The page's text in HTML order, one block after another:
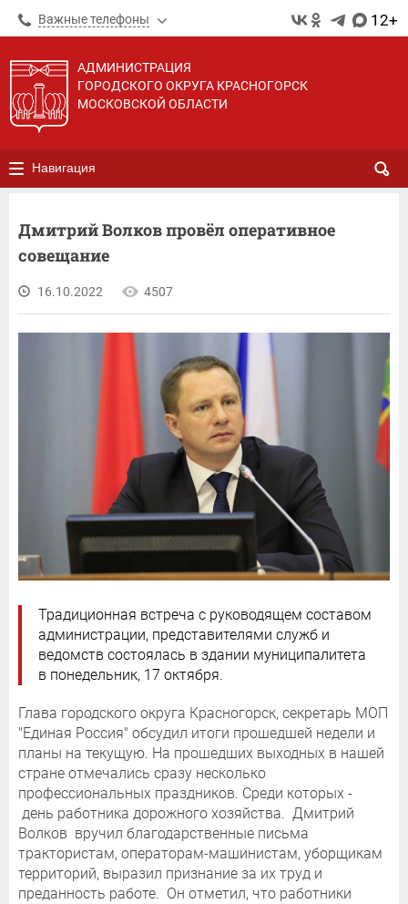
Важные телефоны 12+
АДМИНИСТРАЦИЯ
ГОРОДСКОГО ОКРУГА КРАСНОГОРСК
МОСКОВСКОЙ ОБЛАСТИ
Навигация
Дмитрий Волков провёл оперативное
совещание
16.10.2022 4507
Традиционная встреча с руководящем составом
администрации, представителями служб и
ведомств состоялась в здании муниципалитета
в понедельник, 17 октября.
Глава городского округа Красногорск, секретарь МОП
"Единая Россия" обсудил итоги прошедшей недели и
планы на текущую. На прошедших выходных в нашей
стране отмечались сразу несколько
профессиональных праздников. Среди которых -
день работника дорожного хозяйства. Дмитрий
Волков вручил благодарственные письма
трактористам, операторам-машинистам, уборщикам
территорий, выразил признание за их труд и
преданность работе. Он отметил, что работники